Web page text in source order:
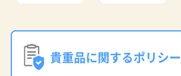
貴重品に関するポリシー